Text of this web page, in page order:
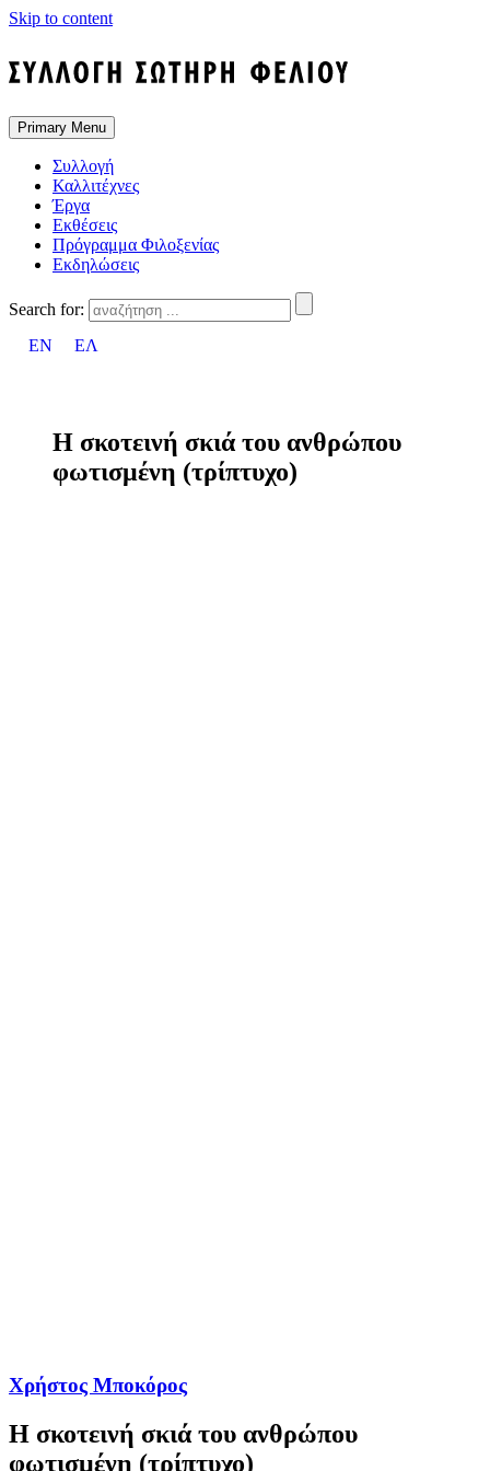
Skip to content
Primary Menu
Συλλογή
Καλλιτέχνες
Έργα
Εκθέσεις
Πρόγραμμα Φιλοξενίας
Εκδηλώσεις
Search for:
EN
ΕΛ
Η σκοτεινή σκιά του ανθρώπου
φωτισμένη (τρίπτυχο)
Χρήστος Μποκόρος
Η σκοτεινή σκιά του ανθρώπου
φωτισμένη (τρίπτυχο)